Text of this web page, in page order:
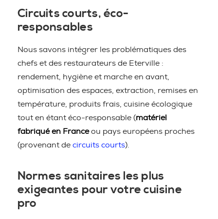
Circuits courts, éco-
responsables
Nous savons intégrer les problématiques des
chefs et des restaurateurs de Eterville :
rendement, hygiène et marche en avant,
optimisation des espaces, extraction, remises en
température, produits frais, cuisine écologique
tout en étant éco-responsable (matériel
fabriqué en Franceou pays européens proches
(provenant de circuits courts).
Normes sanitaires les plus
exigeantes pour votre cuisine
pro